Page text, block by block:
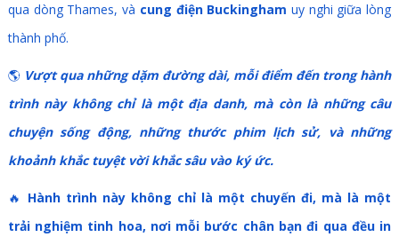
qua dòng Thames, và cung điện Buckingham uy nghi giữa lòng
thành phố.
🌎 Vượt qua những dặm đường dài, mỗi điểm đến trong hành
trình này không chỉ là một địa danh, mà còn là những câu
chuyện sống động, những thước phim lịch sử, và những
khoảnh khắc tuyệt vời khắc sâu vào ký ức.
🔥 Hành trình này không chỉ là một chuyến đi, mà là một
trải nghiệm tinh hoa, nơi mỗi bước chân bạn đi qua đều in